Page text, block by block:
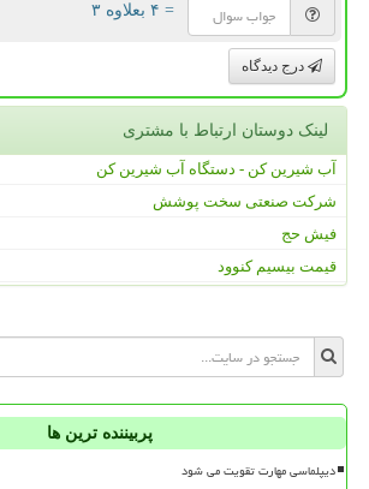
= ۴ بعلاوه ۳
درج دیدگاه
لینک دوستان ارتباط با مشتری
آب شیرین کن - دستگاه آب شیرین کن
شرکت صنعتی سخت پوشش
فیش حج
قیمت بیسیم کنوود
پربیننده ترین ها
دیپلماسی مهارت تقویت می شود